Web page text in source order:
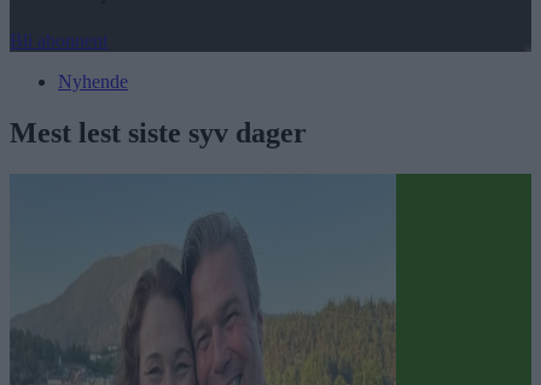
Bli abonnent
Nyhende
Mest lest siste syv dager